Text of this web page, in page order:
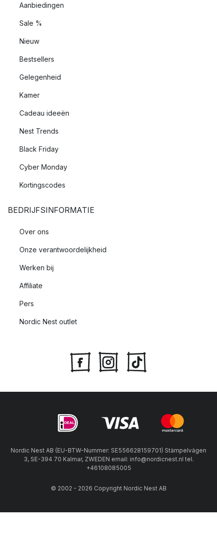
Aanbiedingen
Sale %
Nieuw
Bestsellers
Gelegenheid
Kamer
Cadeau ideeën
Nest Trends
Black Friday
Cyber Monday
Kortingscodes
BEDRIJFSINFORMATIE
Over ons
Onze verantwoordelijkheid
Werken bij
Affiliate
Pers
Nordic Nest outlet
Nordic Nest AB (EU-BTW-Nummer: SE556628159701) Stämpelvägen
3, SE-394 70 Kalmar, ZWEDEN email: info@nordicnest.nl tel.
+46108085005
© 2002 - 2026 Copyright Nordic Nest AB